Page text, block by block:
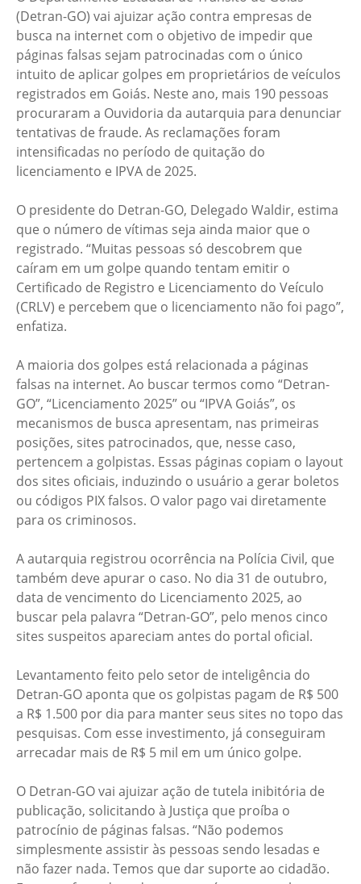
(Detran-GO) vai ajuizar ação contra empresas de
busca na internet com o objetivo de impedir que
páginas falsas sejam patrocinadas com o único
intuito de aplicar golpes em proprietários de veículos
registrados em Goiás. Neste ano, mais 190 pessoas
procuraram a Ouvidoria da autarquia para denunciar
tentativas de fraude. As reclamações foram
intensificadas no período de quitação do
licenciamento e IPVA de 2025.
O presidente do Detran-GO, Delegado Waldir, estima
que o número de vítimas seja ainda maior que o
registrado. “Muitas pessoas só descobrem que
caíram em um golpe quando tentam emitir o
Certificado de Registro e Licenciamento do Veículo
(CRLV) e percebem que o licenciamento não foi pago”,
enfatiza.
A maioria dos golpes está relacionada a páginas
falsas na internet. Ao buscar termos como “Detran-
GO”, “Licenciamento 2025” ou “IPVA Goiás”, os
mecanismos de busca apresentam, nas primeiras
posições, sites patrocinados, que, nesse caso,
pertencem a golpistas. Essas páginas copiam o layout
dos sites oficiais, induzindo o usuário a gerar boletos
ou códigos PIX falsos. O valor pago vai diretamente
para os criminosos.
A autarquia registrou ocorrência na Polícia Civil, que
também deve apurar o caso. No dia 31 de outubro,
data de vencimento do Licenciamento 2025, ao
buscar pela palavra “Detran-GO”, pelo menos cinco
sites suspeitos apareciam antes do portal oficial.
Levantamento feito pelo setor de inteligência do
Detran-GO aponta que os golpistas pagam de R$ 500
a R$ 1.500 por dia para manter seus sites no topo das
pesquisas. Com esse investimento, já conseguiram
arrecadar mais de R$ 5 mil em um único golpe.
O Detran-GO vai ajuizar ação de tutela inibitória de
publicação, solicitando à Justiça que proíba o
patrocínio de páginas falsas. “Não podemos
simplesmente assistir às pessoas sendo lesadas e
não fazer nada. Temos que dar suporte ao cidadão.